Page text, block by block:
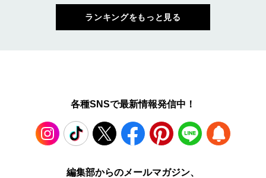
ランキングをもっと見る
各種SNSで最新情報発信中！
TikTok Facebook Pinterest LINE
編集部からのメールマガジン、